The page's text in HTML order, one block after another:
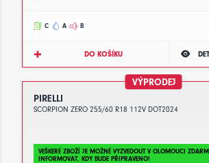
C A B
DO KOŠÍKU
VÝPRODEJ
PIRELLI
SCORPION ZERO 255/60 R18 112V DOT2024
VEŠKERÉ ZBOŽÍ JE MOŽNÉ VYZVEDOUT V OLOMOUCI
INFORMOVAT, KDY BUDE PŘIPRAVENO!